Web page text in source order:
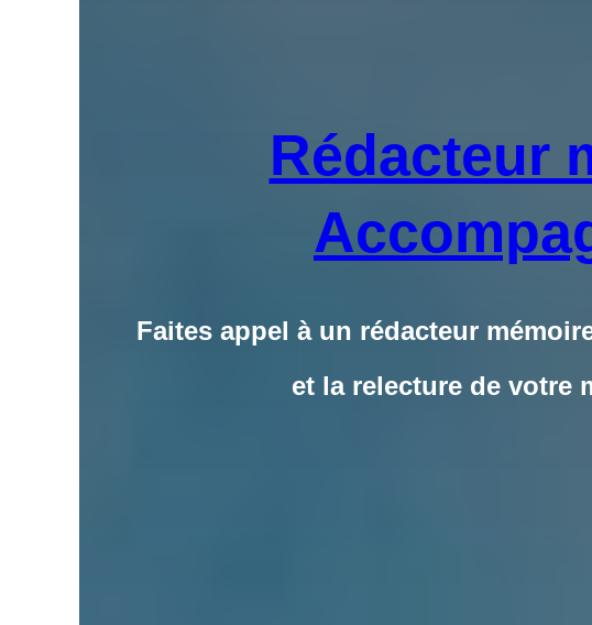
Rédacteur
Faites appel à un rédacteur
et la relecture de votre